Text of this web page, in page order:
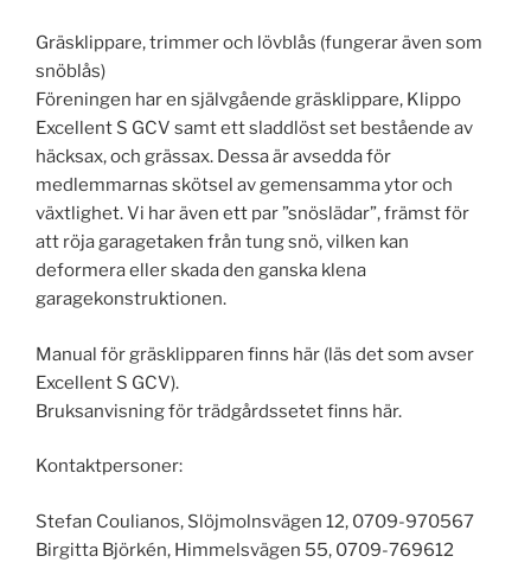
Gräsklippare, trimmer och lövblås (fungerar även som
snöblås)
Föreningen har en självgående gräsklippare, Klippo
Excellent S GCV samt ett sladdlöst set bestående av
häcksax, och grässax. Dessa är avsedda för
medlemmarnas skötsel av gemensamma ytor och
växtlighet. Vi har även ett par ”snöslädar”, främst för
att röja garagetaken från tung snö, vilken kan
deformera eller skada den ganska klena
garagekonstruktionen.
Manual för gräsklipparen finns här (läs det som avser
Excellent S GCV).
Bruksanvisning för trädgårdssetet finns här.
Kontaktpersoner:
Stefan Coulianos, Slöjmolnsvägen 12, 0709-970567
Birgitta Björkén, Himmelsvägen 55, 0709-769612